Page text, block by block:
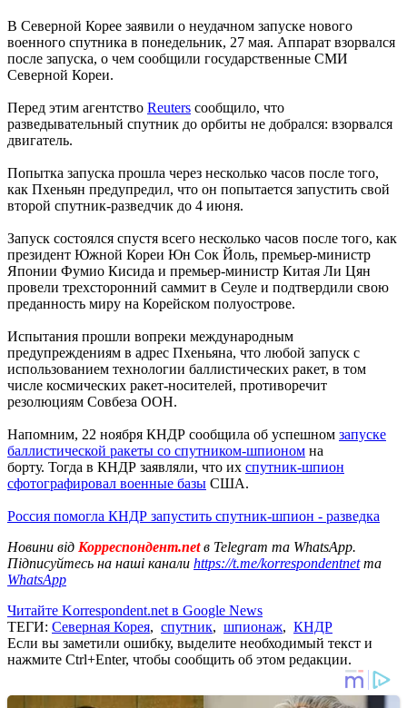
В Северной Корее заявили о неудачном запуске нового
военного спутника в понедельник, 27 мая. Аппарат взорвался
после запуска, о чем сообщили государственные СМИ
Северной Кореи.
Перед этим агентство Reuters сообщило, что
разведывательный спутник до орбиты не добрался: взорвался
двигатель.
Попытка запуска прошла через несколько часов после того,
как Пхеньян предупредил, что он попытается запустить свой
второй спутник-разведчик до 4 июня.
Запуск состоялся спустя всего несколько часов после того, как
президент Южной Кореи Юн Сок Йоль, премьер-министр
Японии Фумио Кисида и премьер-министр Китая Ли Цян
провели трехсторонний саммит в Сеуле и подтвердили свою
преданность миру на Корейском полуострове.
Испытания прошли вопреки международным
предупреждениям в адрес Пхеньяна, что любой запуск с
использованием технологии баллистических ракет, в том
числе космических ракет-носителей, противоречит
резолюциям Совбеза ООН.
Напомним, 22 ноября КНДР сообщила об успешном запуске
баллистической ракеты со спутником-шпионом на
борту. Тогда в КНДР заявляли, что их спутник-шпион
сфотографировал военные базы США.
Россия помогла КНДР запустить спутник-шпион - разведка
Новини від Корреспондент.netв Telegram та WhatsApp.
Підписуйтесь на наші канали https://t.me/korrespondentnetта
WhatsApp
Читайте Korrespondent.net в Google News
ТЕГИ: Северная Корея, спутник, шпионаж, КНДР
Если вы заметили ошибку, выделите необходимый текст и
нажмите Ctrl+Enter, чтобы сообщить об этом редакции.